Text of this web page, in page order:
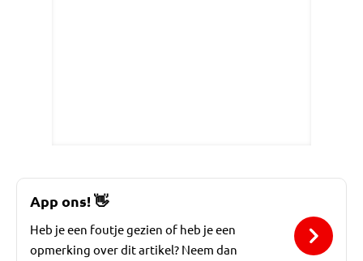
App ons!👋
Heb je een foutje gezien of heb je een
opmerking over dit artikel? Neem dan